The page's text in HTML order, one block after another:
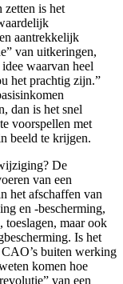
zetten is het
aantrekkelijk
van uitkeringen,
waarvan heel
het prachtig zijn.”
dan is het snel
voorspellen met
beeld te krijgen.
De
van een
het afschaffen van
en -bescherming,
maar ook
Is het
buiten werking
komen hoe
van een